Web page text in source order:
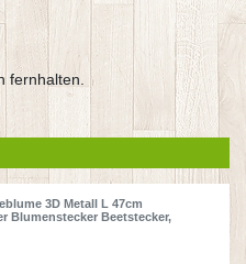
fernhalten.
3D Metall L 47cm
Blumenstecker Beetstecker,